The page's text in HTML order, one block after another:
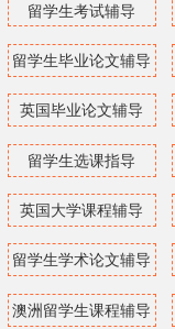
留学生考试辅导
留学生毕业论文辅导
英国毕业论文辅导
留学生选课指导
英国大学课程辅导
留学生学术论文辅导
澳洲留学生课程辅导